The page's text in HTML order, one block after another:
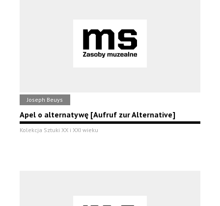
Joseph Beuys
Apel o alternatywę [Aufruf zur Alternative]
Kolekcja Sztuki XX i XXI wieku